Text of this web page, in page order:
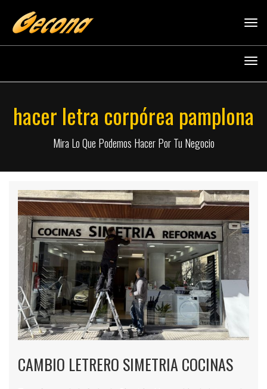
hacer letra corpórea pamplona
Mira Lo Que Podemos Hacer Por Tu Negocio
CAMBIO LETRERO SIMETRIA COCINAS